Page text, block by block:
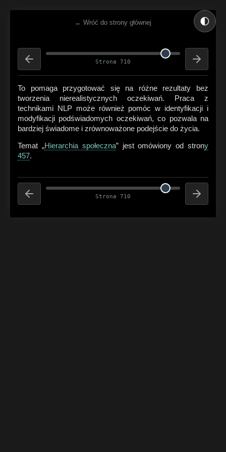
🌓
← Wróć do strony głównej
Strona 710
To pomaga przygotować się na różne rezultaty bez
tworzenia nierealistycznych oczekiwań. Praca z
technikami NLP może również pomóc w identyfikacji i
modyfikacji podświadomych oczekiwań, co pozwala na
bardziej świadome i zrównoważone podejście do życia.
Temat „Hierarchia społeczna” jest omówiony od strony
457.
Strona 710